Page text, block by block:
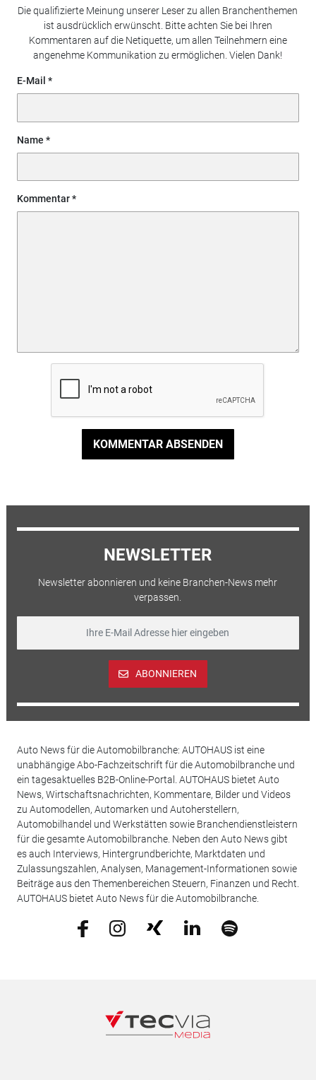
Die qualifizierte Meinung unserer Leser zu allen Branchenthemen
ist ausdrücklich erwünscht. Bitte achten Sie bei Ihren
Kommentaren auf die Netiquette, um allen Teilnehmern eine
angenehme Kommunikation zu ermöglichen. Vielen Dank!
E-Mail
Name
Kommentar
KOMMENTAR ABSENDEN
NEWSLETTER
Newsletter abonnieren und keine Branchen-News mehr
verpassen.
ABONNIEREN
Auto News für die Automobilbranche: AUTOHAUS ist eine
unabhängige Abo-Fachzeitschrift für die Automobilbranche und
ein tagesaktuelles B2B-Online-Portal. AUTOHAUS bietet Auto
News, Wirtschaftsnachrichten, Kommentare, Bilder und Videos
zu Automodellen, Automarken und Autoherstellern,
Automobilhandel und Werkstätten sowie Branchendienstleistern
für die gesamte Automobilbranche. Neben den Auto News gibt
es auch Interviews, Hintergrundberichte, Marktdaten und
Zulassungszahlen, Analysen, Management-Informationen sowie
Beiträge aus den Themenbereichen Steuern, Finanzen und Recht.
AUTOHAUS bietet Auto News für die Automobilbranche.